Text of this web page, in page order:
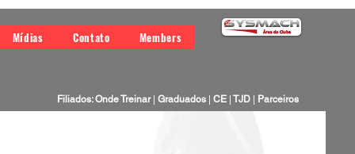
Mídias Contato Members
Filiados: Onde Treinar| Graduados CE TJD Parceiros